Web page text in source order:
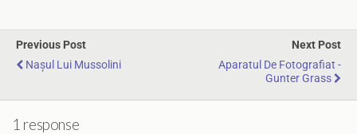
Previous Post
Nașul Lui Mussolini
Next Post
Aparatul De Fotografiat -
Gunter Grass
1 response